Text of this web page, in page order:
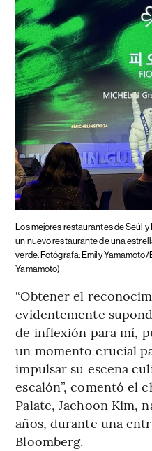
Los mejores restaurantes de Seúl
un nuevo restaurante de una
verde. Fotógrafa: Emily
Yamamoto)
“Obtener el
evidentemente
de inflexión para mí,
un momento crucial
impulsar su escena
escalón”, comentó el
Palate, Jaehoon Kim,
años, durante una
Bloomberg.